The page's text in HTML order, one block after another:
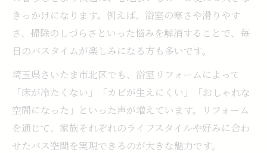
浴室リフォームで人気のデザインテイスト
浴室リフォームで選びたいおしゃれな素材
とは
浴室リフォームで個性を活かすアイデア実
例
きっかけになります。例えば、浴室の寒さや滑りやす
さ、掃除のしづらさといった悩みを解消することで、毎
日のバスタイムが楽しみになる方も多いです。
埼玉県さいたま市北区でも、浴室リフォームによって
「床が冷たくない」「カビが生えにくい」「おしゃれな
空間になった」といった声が増えています。リフォーム
を通じて、家族それぞれのライフスタイルや好みに合わ
せたバス空間を実現できるのが大きな魅力です。